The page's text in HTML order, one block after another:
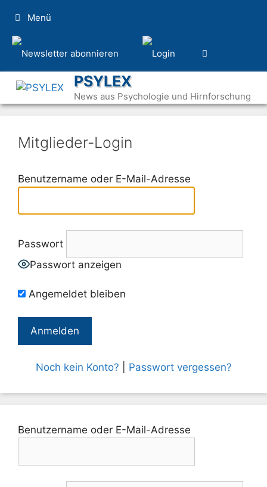
Inhalt
springen
Menü
PSYLEX
News aus Psychologie und Hirnforschung
Mitglieder-Login
Benutzername oder E-Mail-Adresse
Passwort
Passwort anzeigen
Angemeldet bleiben
Noch kein Konto? Passwort vergessen?
Benutzername oder E-Mail-Adresse